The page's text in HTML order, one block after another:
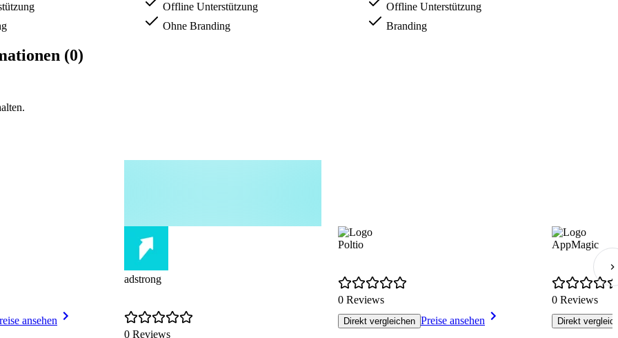
Offline Unterstützung
Ohne Branding
Offline Unterstützung
Branding
(0)
ansehen
adstrong
0 Reviews
Poltio
0 Reviews
Direkt vergleichen Preise ansehen
AppMagic
0 Reviews
Direkt